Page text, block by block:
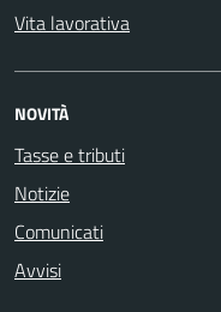
Vita lavorativa
NOVITÀ
Tasse e tributi
Notizie
Comunicati
Avvisi